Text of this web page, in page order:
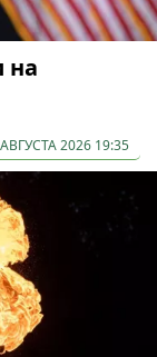
на
2026 19:35